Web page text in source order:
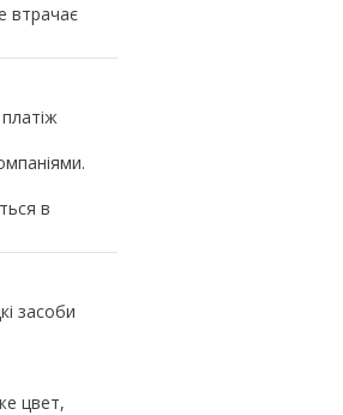
втрачає
в
засоби
цвет,